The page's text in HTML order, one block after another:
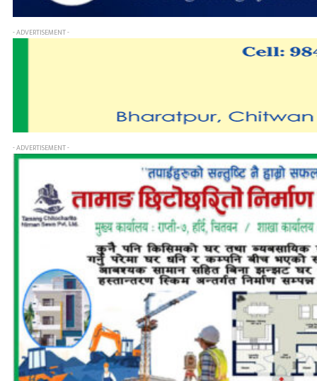
- ADVERTISEMENT -
- ADVERTISEMENT -